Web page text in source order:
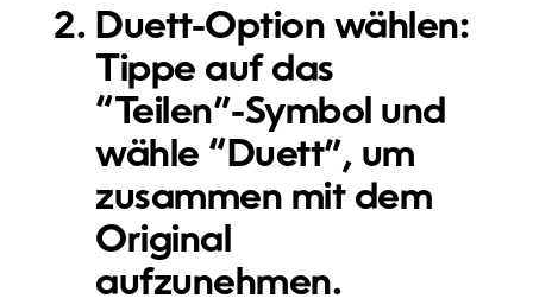
Duett-Option wählen:
Tippe auf das
“Teilen”-Symbol und
wähle “Duett”, um
zusammen mit dem
Original
aufzunehmen.